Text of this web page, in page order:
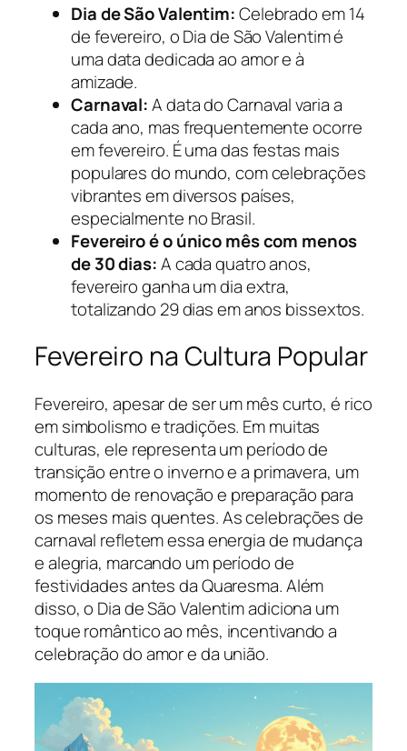
Dia de São Valentim:Celebrado em 14
de fevereiro, o Dia de São Valentim é
uma data dedicada ao amor e à
amizade.
Carnaval:A data do Carnaval varia a
cada ano, mas frequentemente ocorre
em fevereiro. É uma das festas mais
populares do mundo, com celebrações
vibrantes em diversos países,
especialmente no Brasil.
Fevereiro é o único mês com menos
de 30 dias:A cada quatro anos,
fevereiro ganha um dia extra,
totalizando 29 dias em anos bissextos.
Fevereiro na Cultura Popular
Fevereiro, apesar de ser um mês curto, é rico
em simbolismo e tradições. Em muitas
culturas, ele representa um período de
transição entre o inverno e a primavera, um
momento de renovação e preparação para
os meses mais quentes. As celebrações de
carnaval refletem essa energia de mudança
e alegria, marcando um período de
festividades antes da Quaresma. Além
disso, o Dia de São Valentim adiciona um
toque romântico ao mês, incentivando a
celebração do amor e da união.